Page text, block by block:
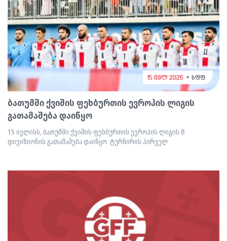
15 ივლ 2026 სფფ
ბათუმში ქვიშის ფეხბურთის ევროპის ლიგის
გათამაშება დაიწყო
15 ივლისს, ბათუმში ქვიშის ფეხბურთის ევროპის ლიგის B
დივიზიონის გათამაშება დაიწყო. ტურნირის პირველ